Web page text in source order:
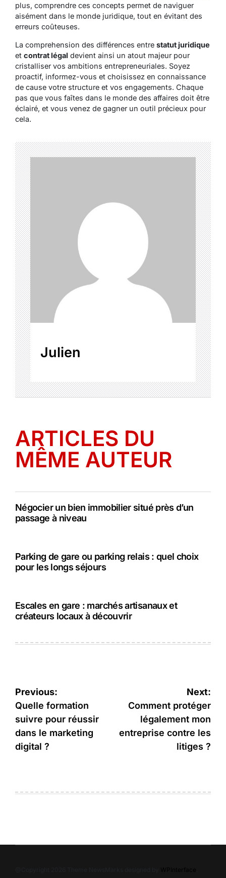
plus, comprendre ces concepts permet de naviguer
aisément dans le monde juridique, tout en évitant des
erreurs coûteuses.
La comprehension des différences entre statut juridique
et contrat légal devient ainsi un atout majeur pour
cristalliser vos ambitions entrepreneuriales. Soyez
proactif, informez-vous et choisissez en connaissance
de cause votre structure et vos engagements. Chaque
pas que vous faîtes dans le monde des affaires doit être
éclairé, et vous venez de gagner un outil précieux pour
cela.
Julien
ARTICLES DU
MÊME AUTEUR
Négocier un bien immobilier situé près d’un
passage à niveau
Parking de gare ou parking relais : quel choix
pour les longs séjours
Escales en gare : marchés artisanaux et
créateurs locaux à découvrir
Navigation
de
l’article
Previous:
Quelle formation
suivre pour réussir
dans le marketing
digital ?
Next:
Comment protéger
légalement mon
entreprise contre les
litiges ?